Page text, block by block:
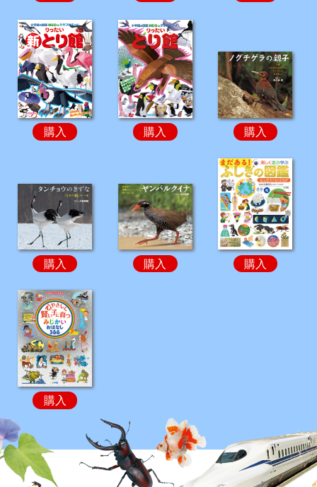
購入 購入 購入
購入 購入 購入
購入